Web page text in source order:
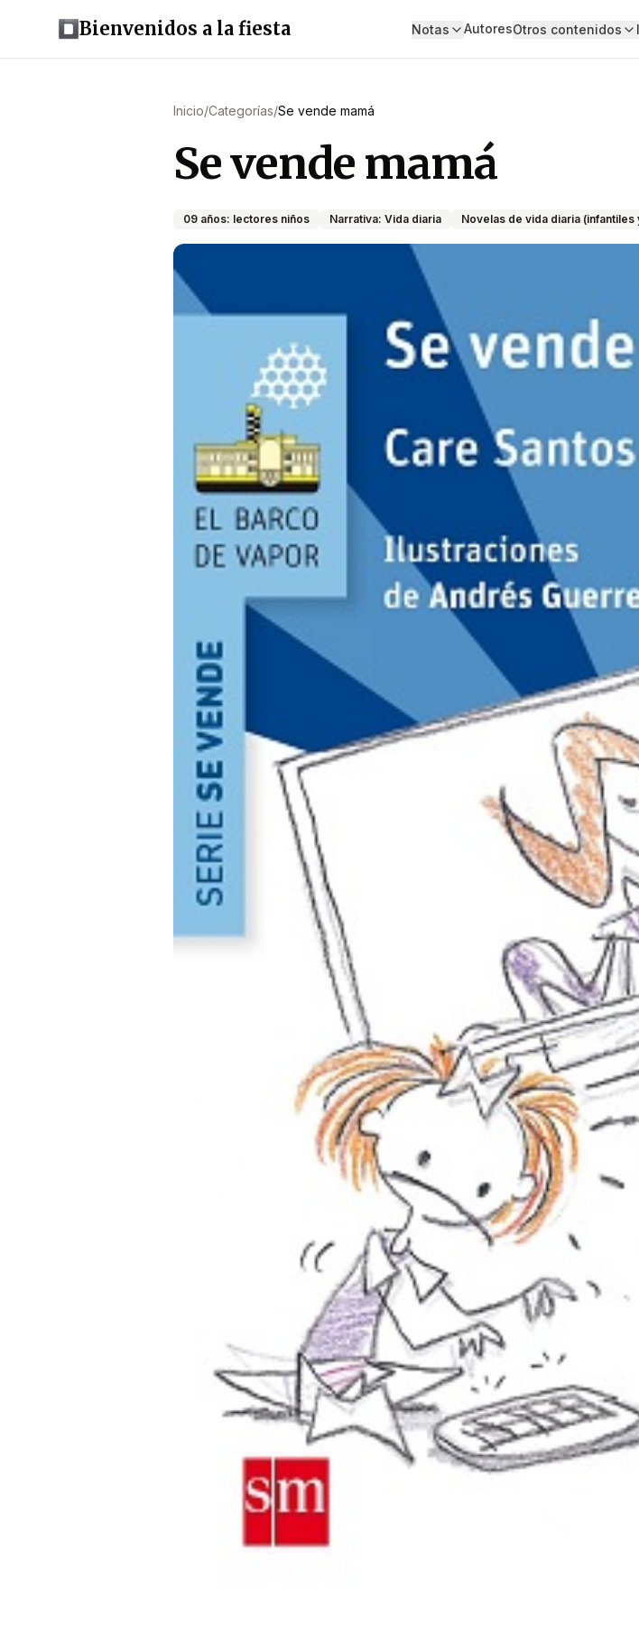
Bienvenidos a la fiesta Notas AutoresOtros contenidos
Inicio/Categorías/Se vende mamá
Se vende mamá
09 años: lectores niños Narrativa: Vida diaria Novelas de vida diaria